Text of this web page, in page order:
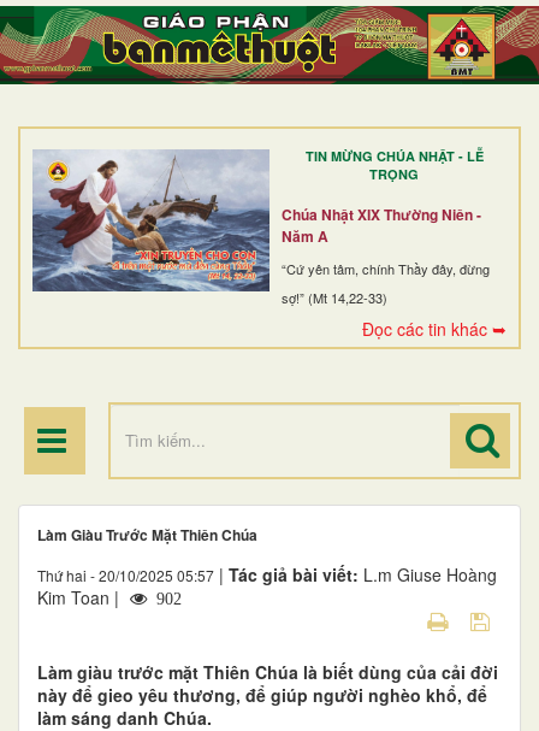
TIN MỪNG CHÚA NHẬT - LỄ
TRỌNG
Chúa Nhật XIX Thường Niên -
Năm A
“Cứ yên tâm, chính Thầy đây, đừng
sợ!” (Mt 14,22-33)
Đọc các tin khác ➥
TRANG NHẤT
GIỚI THIỆU
DÒNG TU
BAN MỤC VỤ
ĐOÀN THỂ CG
ĐIỂM HÀNH HƯƠNG
Làm Giàu Trước Mặt Thiên Chúa
Thứ hai - 20/10/2025 05:57 | Tác giả bài viết: L.m Giuse Hoàng
Kim Toan |
902
Làm giàu trước mặt Thiên Chúa là biết dùng của cải đời
này để gieo yêu thương, để giúp người nghèo khổ, để
làm sáng danh Chúa.